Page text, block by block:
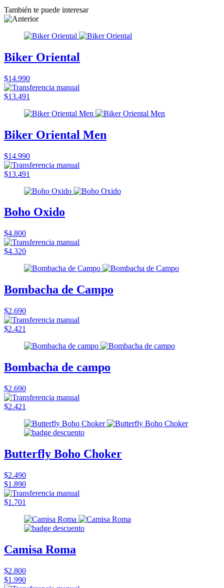
También te puede interesar
Biker Oriental
$14.990
$13.491
Biker Oriental Men
$14.990
$13.491
Boho Oxido
$4.800
$4.320
Bombacha de Campo
$2.690
$2.421
Bombacha de campo
$2.690
$2.421
Butterfly Boho Choker
$2.490
$1.890
$1.701
Camisa Roma
$2.800
$1.990